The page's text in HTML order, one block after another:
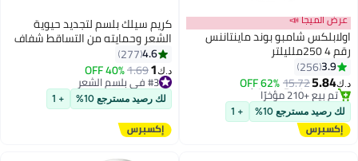
عرض الميجا 📣
اولابلكس شامبو بوند ماينتاننس
رقم 4 250ملليلتر
3.9
256
د.ك‏5.84
15.72
62% OFF
#6 في منتجات الشامبو
أقل سعر في 30 يوم
تم بيع +210 مؤخرًا
#6 في منتجات الشامبو
لك رصيد مسترجع 10% + 1
كريم سيلك بلسم لتجديد حيوية
الشعر وحمايته من التساقط شفاف
180ملليلتر4.6
277
د.ك‏1
1.69
40% OFF #3 في بلسم الشعر
تم بيع +380 مؤخرًا
#3 في بلسم الشعر
لك رصيد مسترجع 10% + 1